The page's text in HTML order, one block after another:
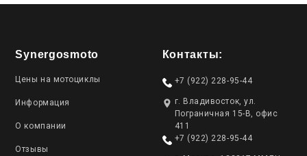
Synergosmoto
Цены на мотоциклы
Информация
О компании
Отзывы
Контакты:
+7 (922) 228-95-44
г. Владивосток, ул.
Пограничная 15-В, офис
411
+7 (922) 228-95-44